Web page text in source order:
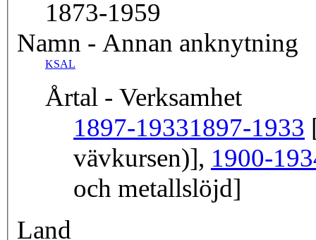
1873-1959
Namn - Annan anknytning
KSAL
Årtal - Verksamhet
1897-19331897-1933
vävkursen)], 1900-
och metallslöjd]
Land